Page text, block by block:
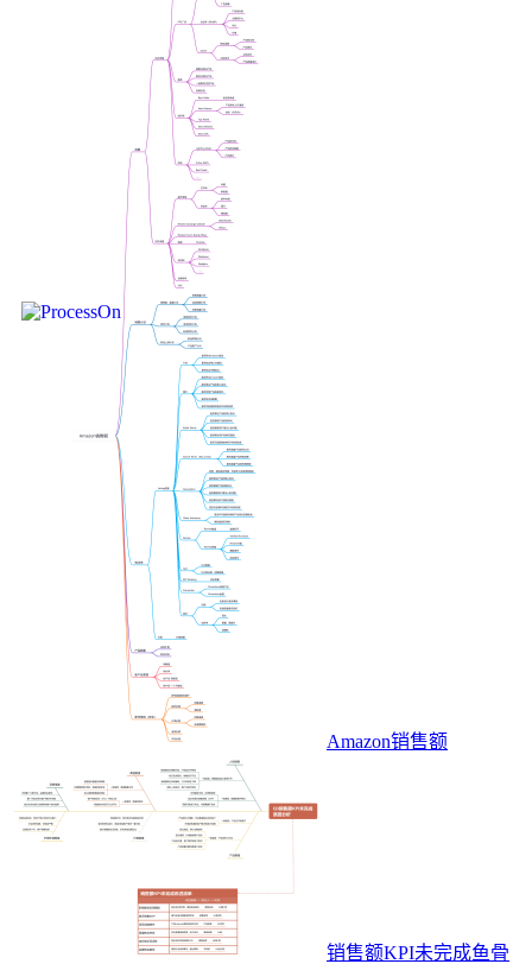
Amazon销售额
销售额KPI未完成鱼骨